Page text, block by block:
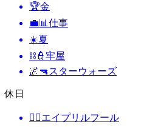
🏆金
💼📊 仕事
☀️夏
⛓️👮牢屋
🌌🔫 スターウォーズ
休日
🙆‍♂️エイプリルフール